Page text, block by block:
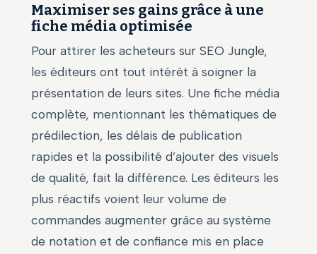
Maximiser ses gains grâce à une
fiche média optimisée
Pour attirer les acheteurs sur SEO Jungle,
les éditeurs ont tout intérêt à soigner la
présentation de leurs sites. Une fiche média
complète, mentionnant les thématiques de
prédilection, les délais de publication
rapides et la possibilité d’ajouter des visuels
de qualité, fait la différence. Les éditeurs les
plus réactifs voient leur volume de
commandes augmenter grâce au système
de notation et de confiance mis en place